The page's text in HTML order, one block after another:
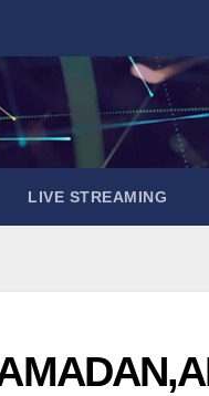
LIVE STREAMING